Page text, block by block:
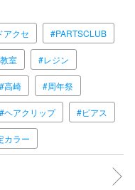
アクセ #PARTSCLUB
室 #レジン
#高崎 #周年祭
#ヘアクリップ #ピアス
カラー